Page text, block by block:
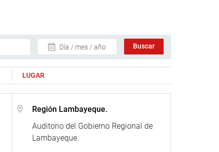
Día / mes / año
LUGAR
Región Lambayeque.
Auditorio del Gobierno Regional de
Lambayeque.